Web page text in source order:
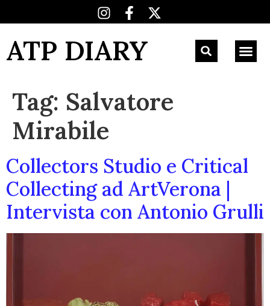
ATP DIARY
Tag: Salvatore
Mirabile
Collectors Studio e Critical
Collecting ad ArtVerona |
Intervista con Antonio Grulli